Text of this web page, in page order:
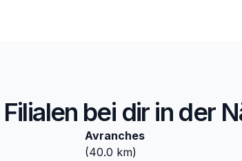
bei dir in der
Avranches
(40.0 km)